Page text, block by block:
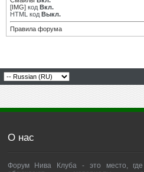
[IMG] код Вкл.
HTML код Выкл.
Правила форума
О нас
Форум Нива Клуба - это место, где